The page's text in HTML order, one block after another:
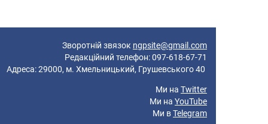
Зворотній звязок ngpsite@gmail.com
Редакційний телефон: 097-618-67-71
29000, м. Хмельницький, Грушевського 40
Ми на Twitter
Ми на YouTube
Ми вTelegram